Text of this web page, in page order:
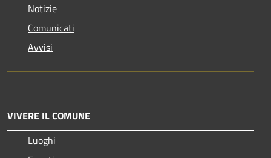
Notizie
Comunicati
Avvisi
VIVERE IL COMUNE
Luoghi